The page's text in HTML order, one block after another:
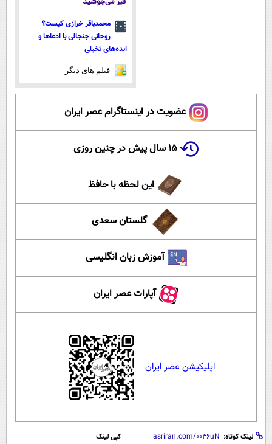
قیر می‌جوشید
محمدباقر خرازی کیست؟
روحانی جنجالی با ادعاها و
ایده‌های تخیلی
فیلم های دیگر
عضویت در اینستاگرام عصر ایران
۱۵ سال پیش در چنین روزی
این لحظه با حافظ
گلستان سعدی
آموزش زبان انگلیسی
آپارات عصر ایران
اپلیکیشن عصر ایران
لینک کوتاه: کپی لینک